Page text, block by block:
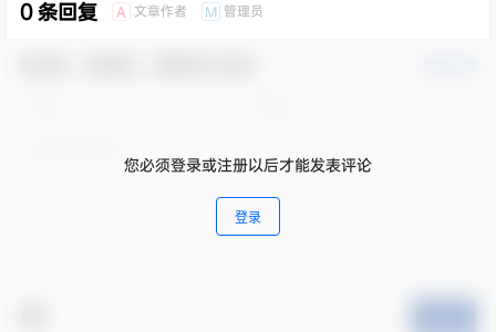
0 条回复 A 文章作者 M 管理员
您必须登录或注册以后才能发表评论
登录